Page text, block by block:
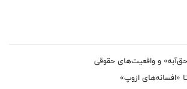
و واقعیت‌های حقوقی
«افسانه‌های ازوپ»